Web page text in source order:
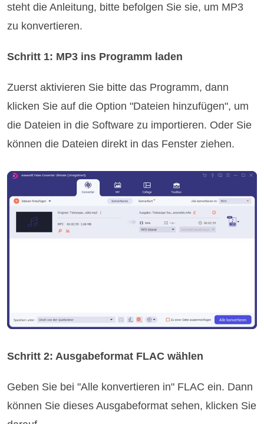
steht die Anleitung, bitte befolgen Sie sie, um MP3
zu konvertieren.
Schritt 1: MP3 ins Programm laden
Zuerst aktivieren Sie bitte das Programm, dann
klicken Sie auf die Option "Dateien hinzufügen", um
die Dateien in die Software zu importieren. Oder Sie
können die Dateien direkt in das Fenster ziehen.
Schritt 2: Ausgabeformat FLAC wählen
Geben Sie bei "Alle konvertieren in" FLAC ein. Dann
können Sie dieses Ausgabeformat sehen, klicken Sie